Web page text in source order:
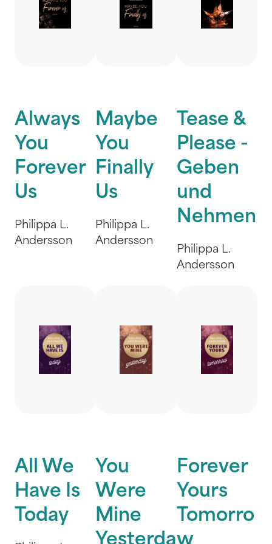
Always
You
Forever
Us
Philippa L.
Andersson
Maybe
You
Finally
Us
Philippa L.
Andersson
Tease &
Please -
Geben
und
Nehmen
Philippa L.
Andersson
All We
Have Is
Today
You
Were
Mine
Forever
Yours
Tomorro